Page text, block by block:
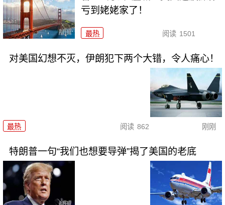
亏到姥姥家了！
最热 阅读 1501
对美国幻想不灭，伊朗犯下两个大错，令人痛心！
最热 阅读 862 刚刚
特朗普一句“我们也想要导弹”揭了美国的老底